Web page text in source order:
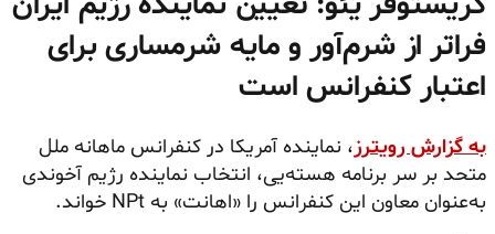
فراتر از شرم‌آور و مایه شرمساری برای
اعتبار کنفرانس است
به گزارش رویترز، نماینده آمریکا در کنفرانس ماهانه ملل
متحد بر سر برنامه هسته‌یی، انتخاب نماینده رژیم آخوندی
به‌عنوان معاون این کنفرانس را «اهانت» به NPt خواند.